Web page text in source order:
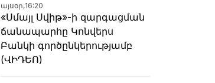
այսօր,16:20
«Սմայլ Սվիթ»-ի զարգացման
ճանապարհը Կոնվերս
Բանկի գործընկերությամբ
(ՎԻԴԵՈ)